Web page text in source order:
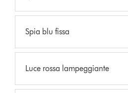
Spia blu fissa
Luce rossa lampeggiante